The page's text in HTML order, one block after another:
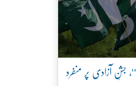
جشنِ آزادی پر منفرد